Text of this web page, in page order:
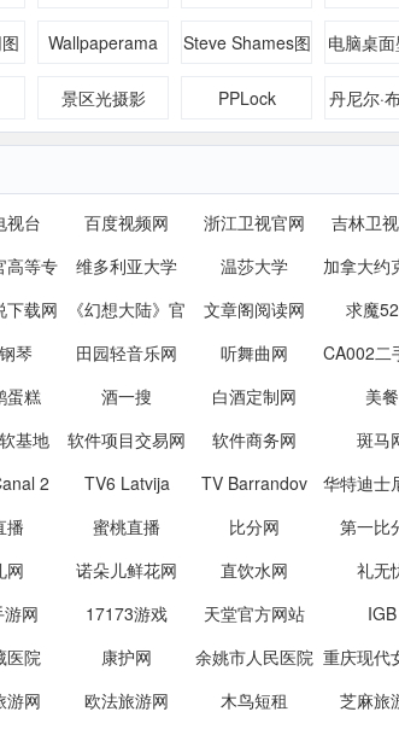
Wallpaperama
Steve Shames图
电脑桌
景区光摄影 PPLock
丹尼尔·
影
视台 百度视频网 浙江卫视官网 吉林卫
高等专
校
维多利亚大学 温莎大学 加拿大约
下载网
《幻想大陆》官
网
文章阁阅读网 求魔
琴 田园轻音乐网 听舞曲网
CA002二
器材网
蛋糕 酒一搜 白酒定制网 美餐
基地 软件项目交易网 软件商务网 斑马
2 TV6 Latvija TV Barrandov 华特迪士
播 蜜桃直播 比分网 第一比
网 诺朵儿鲜花网 直饮水网 礼无
网 17173游戏 天堂官方网站 IGB
医院 康护网 余姚市人民医院 重庆现代
院
游网 欧法旅游网 木鸟短租 芝麻旅